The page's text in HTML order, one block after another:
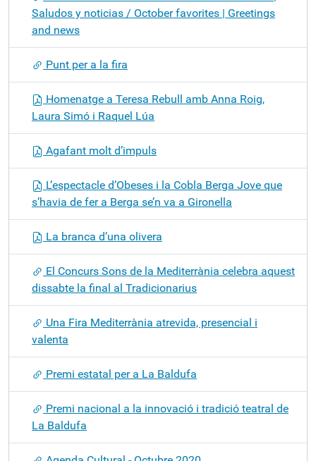
Saludos y noticias / October favorites | Greetings
and news
Punt per a la fira
Homenatge a Teresa Rebull amb Anna Roig,
Laura Simó i Raquel Lúa
Agafant molt d’impuls
L’espectacle d’Obeses i la Cobla Berga Jove que
s’havia de fer a Berga se’n va a Gironella
La branca d’una olivera
El Concurs Sons de la Mediterrània celebra aquest
dissabte la final al Tradicionarius
Una Fira Mediterrània atrevida, presencial i
valenta
Premi estatal per a La Baldufa
Premi nacional a la innovació i tradició teatral de
La Baldufa